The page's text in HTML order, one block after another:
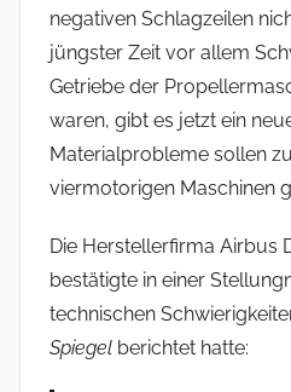
negativen Schlagzeilen
jüngster Zeit vor allem
Getriebe der
waren, gibt es jetzt ein
Materialprobleme sollen
viermotorigen Maschinen
Die Herstellerfirma Airbus
bestätigte in einer
technischen
Spiegel berichtet hatte: